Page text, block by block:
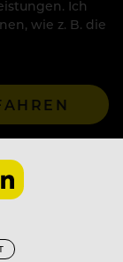
Ich
wie z. B. die